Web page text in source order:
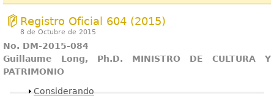
Registro Oficial 604 (2015)
8 de Octubre de 2015
No. DM-2015-084
Guillaume Long, Ph.D. MINISTRO DE CULTURA Y
PATRIMONIO
Mostrar
Considerando